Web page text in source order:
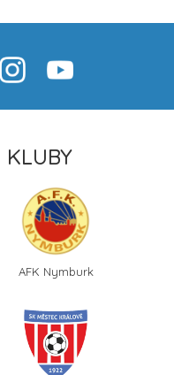
KLUBY
AFK Nymburk